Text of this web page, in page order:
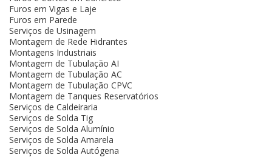
Furos em Vigas e Laje
Furos em Parede
Serviços de Usinagem
Montagem de Rede Hidrantes
Montagens Industriais
Montagem de Tubulação AI
Montagem de Tubulação AC
Montagem de Tubulação CPVC
Montagem de Tanques Reservatórios
Serviços de Caldeiraria
Serviços de Solda Tig
Serviços de Solda Alumínio
Serviços de Solda Amarela
Serviços de Solda Autógena